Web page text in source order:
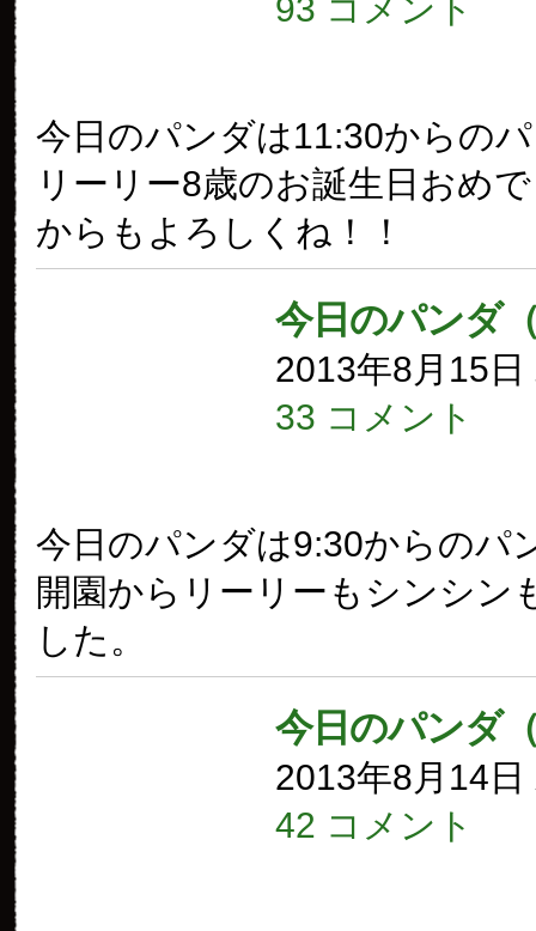
93 コメント
今日のパンダは11:30からの
リーリー8歳のお誕生日おめ
からもよろしくね！！
今日のパンダ
2013年8月15日
33 コメント
今日のパンダは9:30からのパ
開園からリーリーもシンシン
した。
今日のパンダ
2013年8月14日
42 コメント